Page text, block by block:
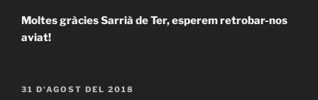
Moltes gràcies Sarrià de Ter, esperem retrobar-nos
aviat!
PUBLICAT
31 D'AGOST DEL 2018